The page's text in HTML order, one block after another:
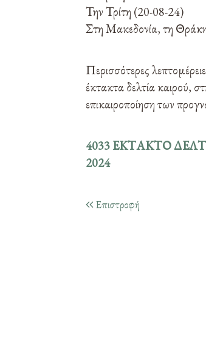
Την Τρίτη (20-08-24)
Στη Μακεδονία, τη
Περισσότερες
έκτακτα δελτία καιρού,
επικαιροποίηση των
4033 ΕΚΤΑΚΤΟ
2024
Επιστροφή